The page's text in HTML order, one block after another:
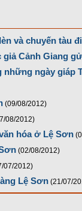
và chuyến tàu
giả Cảnh Giang
những ngày giáp
(09/08/2012)
08/2012)
hóa ở Lệ Sơn
(02/08/2012)
07/2012)
Lệ Sơn (21/07/